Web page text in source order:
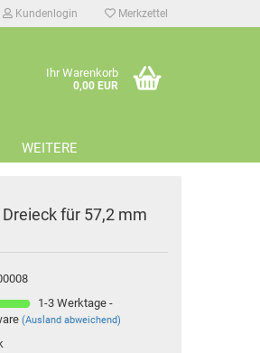
Kundenlogin Merkzettel
Ihr Warenkorb
0,00 EUR
WEITERE
für 57,2 mm
1-3 Werktage -
(Ausland abweichend)